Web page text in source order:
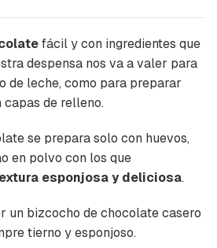
fácil y con ingredientes que
despensa nos va a valer para
de leche, como para preparar
de relleno.
se prepara solo con huevos,
en polvo con los que
esponjosa y deliciosa.
un bizcocho de chocolate casero
tierno y esponjoso.